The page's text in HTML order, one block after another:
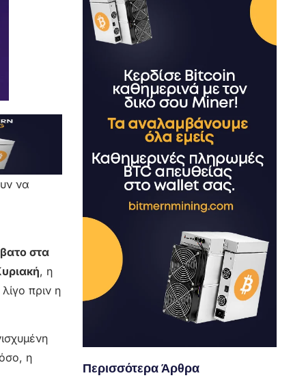
να
στα
, η
πριν η
η
Περισσότερα Άρθρα